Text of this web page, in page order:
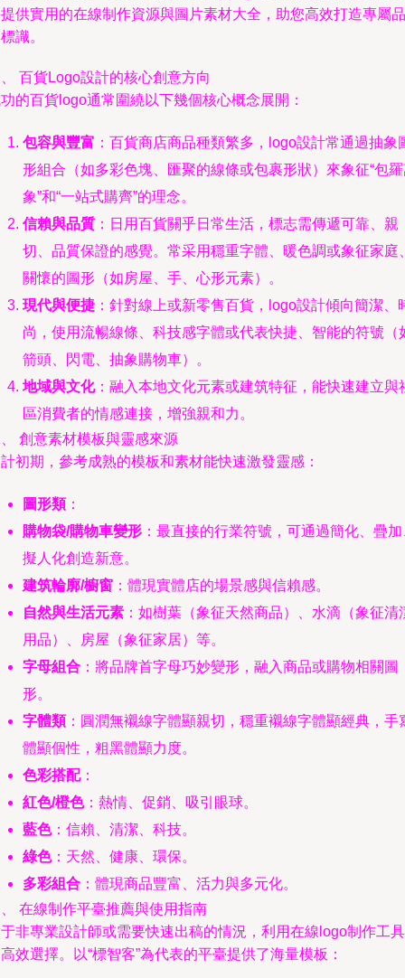
供實用的在線制作資源與圖片素材大全，助您高效打造專屬品
識。
百貨Logo設計的核心創意方向
的百貨logo通常圍繞以下幾個核心概念展開：
包容與豐富 ：百貨商店商品種類繁多，logo設計常通過抽象
形組合（如多彩色塊、匯聚的線條或包裹形狀）來象征“包
象”和“一站式購齊”的理念。
信賴與品質 ：日用百貨關乎日常生活，標志需傳遞可靠、親
切、品質保證的感覺。常采用穩重字體、暖色調或象征家庭
關懷的圖形（如房屋、手、心形元素）。
現代與便捷 ：針對線上或新零售百貨，logo設計傾向簡潔、
尚，使用流暢線條、科技感字體或代表快捷、智能的符號（
箭頭、閃電、抽象購物車）。
地域與文化：融入本地文化元素或建筑特征，能快速建立與
區消費者的情感連接，增強親和力。
創意素材模板與靈感來源
初期，參考成熟的模板和素材能快速激發靈感：
圖形類：
購物袋/購物車變形 ：最直接的行業符號，可通過簡化、疊
擬人化創造新意。
建筑輪廓/櫥窗 ：體現實體店的場景感與信賴感。
自然與生活元素 ：如樹葉（象征天然商品）、水滴（象征清
用品）、房屋（象征家居）等。
字母組合 ：將品牌首字母巧妙變形，融入商品或購物相關圖
形。
字體類：圓潤無襯線字體顯親切，穩重襯線字體顯經典，手
體顯個性，粗黑體顯力度。
色彩搭配：
紅色/橙色：熱情、促銷、吸引眼球。
藍色：信賴、清潔、科技。
綠色：天然、健康、環保。
多彩組合 ：體現商品豐富、活力與多元化。
在線制作平臺推薦與使用指南
非專業設計師或需要快速出稿的情況，利用在線logo制作工具
效選擇。以“標智客”為代表的平臺提供了海量模板：